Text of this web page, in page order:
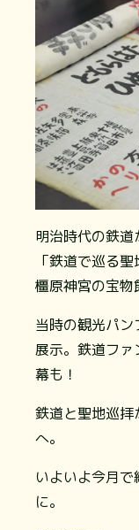
明治時代の鉄
「鉄道で巡る
橿原神宮の宝物
当時の観光パ
展示。鉄道フ
幕も！
鉄道と聖地巡
へ。
いよいよ今月
に。